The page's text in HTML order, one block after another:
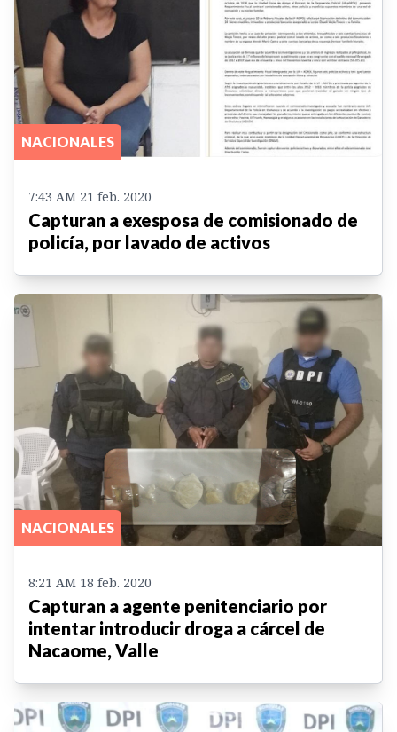
NACIONALES
7:43 AM 21 feb. 2020
Capturan a exesposa de comisionado de
policía, por lavado de activos
NACIONALES
8:21 AM 18 feb. 2020
Capturan a agente penitenciario por
intentar introducir droga a cárcel de
Nacaome, Valle